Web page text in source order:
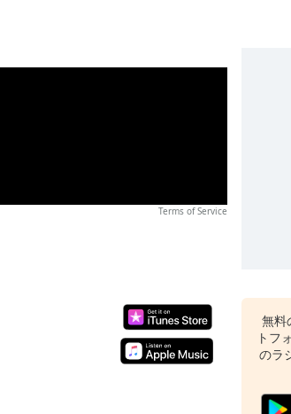
Terms of Service
無料
トフ
のラ